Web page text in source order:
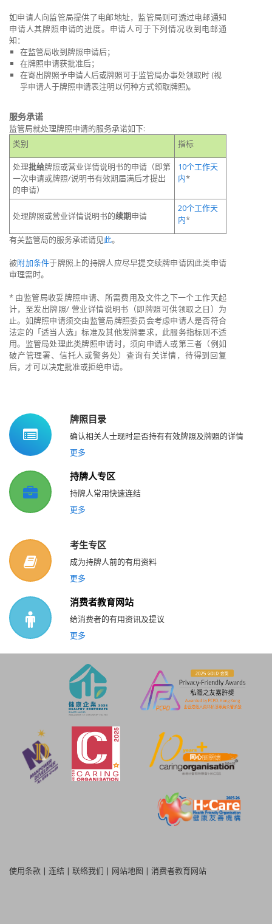
如申请人向监管局提供了电邮地址，监管局则可透过电邮通知
申请人其牌照申请的进度。 申请人可于下列情况收到电邮通
知：
在监管局收到牌照申请后；
在牌照申请获批准后；
在寄出牌照予申请人后或牌照可于监管局办事处领取时 (视
乎申请人于牌照申请表注明以何种方式领取牌照)。
服务承诺
监管局就处理牌照申请的服务承诺如下:
类别
指标
处理批给牌照或营业详情说明书的申请（即第
一次申请或牌照/说明书有效期届满后才提出
的申请）
10个工作天
内*
处理牌照或营业详情说明书的续期申请
20个工作天
内*
有关监管局的服务承诺请见此。
被附加条件于牌照上的持牌人应尽早提交续牌申请因此类申请
审理需时。
* 由监管局收妥牌照申请、所需费用及文件之下一个工作天起
计，至发出牌照/ 营业详情说明书（即牌照可供领取之日）为
止。如牌照申请须交由监管局牌照委员会考虑申请人是否符合
法定的「适当人选」标准及其他发牌要求，此服务指标则不适
用。监管局处理此类牌照申请时，须向申请人或第三者（例如
破产管理署、信托人或警务处）查询有关详情，待得到回复
后，才可以决定批准或拒绝申请。
牌照目录
确认相关人士现时是否持有有效牌照及牌照的详情
更多
持牌人专区
持牌人常用快速连结
更多
考生专区
成为持牌人前的有用资料
更多
消费者教育网站
给消费者的有用资讯及提议
更多
使用条款 | 连结 | 联络我们 | 网站地图 | 消费者教育网站